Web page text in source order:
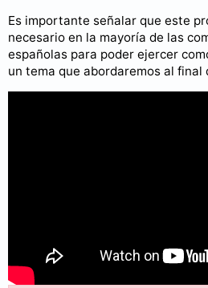
Es importante señalar que este
necesario en la mayoría de las
españolas para poder ejercer
un tema que abordaremos al final